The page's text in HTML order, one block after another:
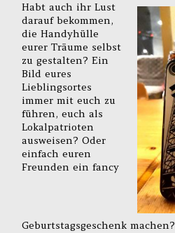
Habt auch ihr Lust
darauf bekommen,
die Handyhülle
eurer Träume selbst
zu gestalten? Ein
Bild eures
Lieblingsortes
immer mit euch zu
führen, euch als
Lokalpatrioten
ausweisen? Oder
einfach euren
Freunden ein fancy
Geburtstagsgeschenk machen?